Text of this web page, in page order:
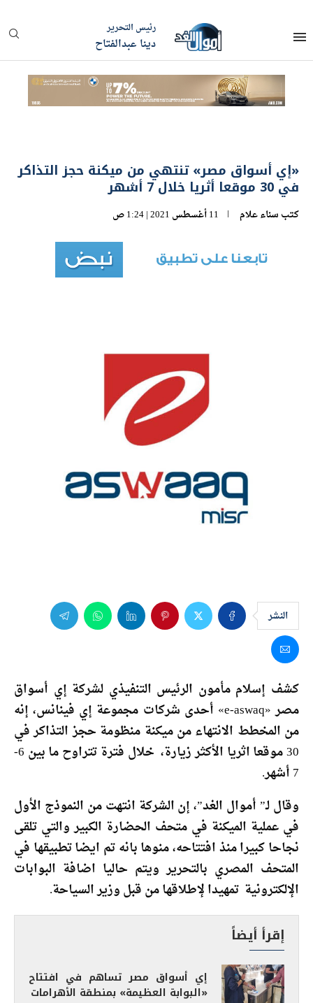
رئيس التحرير
دينا عبدالفتاح
«إي أسواق مصر» تنتهي من ميكنة حجز التذاكر
في 30 موقعا أثريا خلال 7 أشهر
كتب سناء علام 11 أغسطس 2021 | 1:24 ص
النشر
كشف إسلام مأمون الرئيس التنفيذي لشركة إي أسواق
مصر «e-aswaq» أحدى شركات مجموعة إي فينانس، إنه
من المخطط الانتهاء من ميكنة منظومة حجز التذاكر في
30 موقعا اثريا الأكثر زيارة، خلال فترة تتراوح ما بين 6-
7 أشهر.
وقال لـ” أموال الغد”، إن الشركة انتهت من النموذج الأول
في عملية الميكنة في متحف الحضارة الكبير والتي تلقى
نجاحا كبيرا منذ افتتاحه، منوها بانه تم ايضا تطبيقها في
المتحف المصري بالتحرير ويتم حاليا اضافة البوابات
الإلكترونية تمهيدا لإطلاقها من قبل وزير السياحة.
إقرأ أيضاً
إي أسواق مصر تساهم في افتتاح
«البوابة العظيمة» بمنطقة الأهرامات